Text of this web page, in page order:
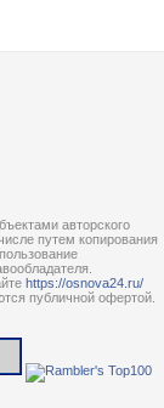
авторского
путем копирования
https://osnova24.ru/
публичной офертой.